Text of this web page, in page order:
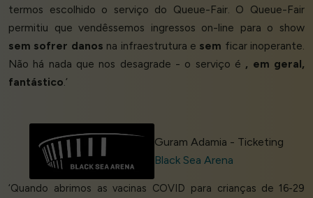
termos escolhido o serviço do Queue-Fair. O Queue-Fair
permitiu que vendêssemos ingressos on-line para o show
sem sofrer danos na infraestrutura e sem ficar inoperante.
Não há nada que nos desagrade - o serviço é , em geral,
fantástico.’
Guram Adamia - Ticketing
Black Sea Arena
‘Quando abrimos as vacinas COVID para crianças de 16-29